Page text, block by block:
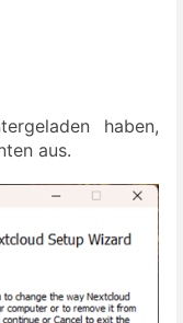
haben,
aus.